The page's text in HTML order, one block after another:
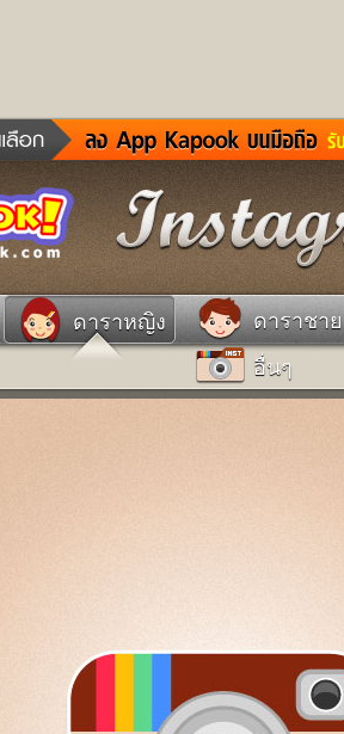
ข่าวด่วน
ละคร
เกม
ดูดวง
ผู้ชาย
แวะชิมแวะพัก
dictionary
ดาราหญิง ดาราชาย
อื่นๆ